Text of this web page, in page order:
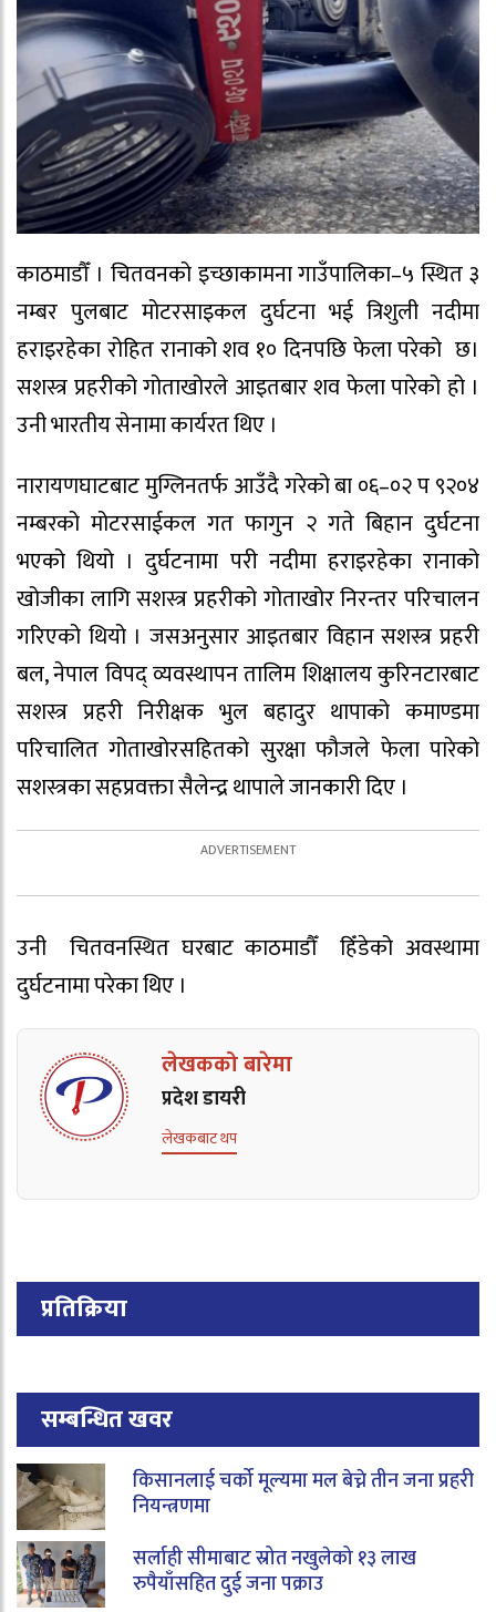
काठमाडौँ । चितवनको इच्छाकामना गाउँपालिका–५ स्थित ३
नम्बर पुलबाट मोटरसाइकल दुर्घटना भई त्रिशुली नदीमा
हराइरहेका रोहित रानाको शव १० दिनपछि फेला परेको छ।
सशस्त्र प्रहरीको गोताखोरले आइतबार शव फेला पारेको हो ।
उनी भारतीय सेनामा कार्यरत थिए ।
नारायणघाटबाट मुग्लिनतर्फ आउँदै गरेको बा ०६–०२ प ९२०४
नम्बरको मोटरसाईकल गत फागुन २ गते बिहान दुर्घटना
भएको थियो । दुर्घटनामा परी नदीमा हराइरहेका रानाको
खोजीका लागि सशस्त्र प्रहरीको गोताखोर निरन्तर परिचालन
गरिएको थियो । जसअनुसार आइतबार विहान सशस्त्र प्रहरी
बल, नेपाल विपद् व्यवस्थापन तालिम शिक्षालय कुरिनटारबाट
सशस्त्र प्रहरी निरीक्षक भुल बहादुर थापाको कमाण्डमा
परिचालित गोताखोरसहितको सुरक्षा फौजले फेला पारेको
सशस्त्रका सहप्रवक्ता सैलेन्द्र थापाले जानकारी दिए ।
उनी चितवनस्थित घरबाट काठमाडौँ हिँडेको अवस्थामा
दुर्घटनामा परेका थिए ।
लेखकको बारेमा
प्रदेश डायरी
लेखकबाट थप
प्रतिक्रिया
सम्बन्धित खवर
किसानलाई चर्को मूल्यमा मल बेच्ने तीन जना प्रहरी
नियन्त्रणमा
सर्लाही सीमाबाट स्रोत नखुलेको १३ लाख
रुपैयाँसहित दुई जना पक्राउ